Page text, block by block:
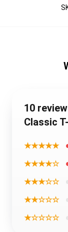
10
Classic
★★★★★
★★★★☆
★★★☆☆
★★☆☆☆
★☆☆☆☆